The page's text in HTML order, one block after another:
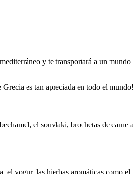
y te transportará a un mundo
es tan apreciada en todo el mundo!
el souvlaki, brochetas de carne a
el yogur, las hierbas aromáticas como el